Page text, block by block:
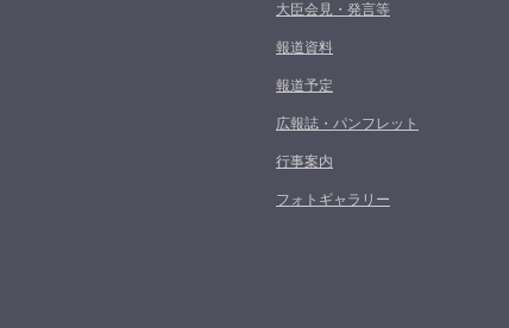
大臣会見・発言等
報道資料
報道予定
広報誌・パンフレット
行事案内
フォトギャラリー